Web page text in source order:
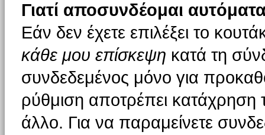
Γιατί αποσυνδέομαι
Εάν δεν έχετε επιλέξει το
κάθε μου επίσκεψη κατά τη
συνδεδεμένος μόνο για
ρύθμιση αποτρέπει
άλλο. Για να παραμείνετε